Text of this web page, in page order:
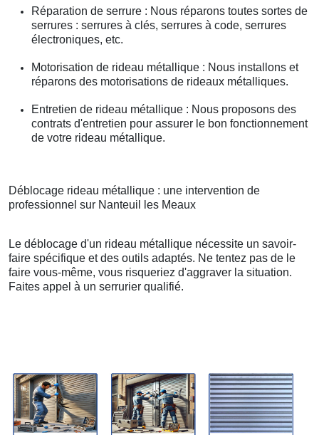
Réparation de serrure : Nous réparons toutes sortes de
serrures : serrures à clés, serrures à code, serrures
électroniques, etc.
Motorisation de rideau métallique : Nous installons et
réparons des motorisations de rideaux métalliques.
Entretien de rideau métallique : Nous proposons des
contrats d'entretien pour assurer le bon fonctionnement
de votre rideau métallique.
Déblocage rideau métallique : une intervention de
professionnel sur Nanteuil les Meaux
Le déblocage d'un rideau métallique nécessite un savoir-
faire spécifique et des outils adaptés. Ne tentez pas de le
faire vous-même, vous risqueriez d'aggraver la situation.
Faites appel à un serrurier qualifié.